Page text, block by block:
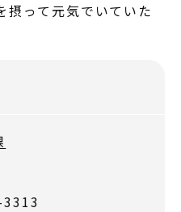
摂って元気でいていた